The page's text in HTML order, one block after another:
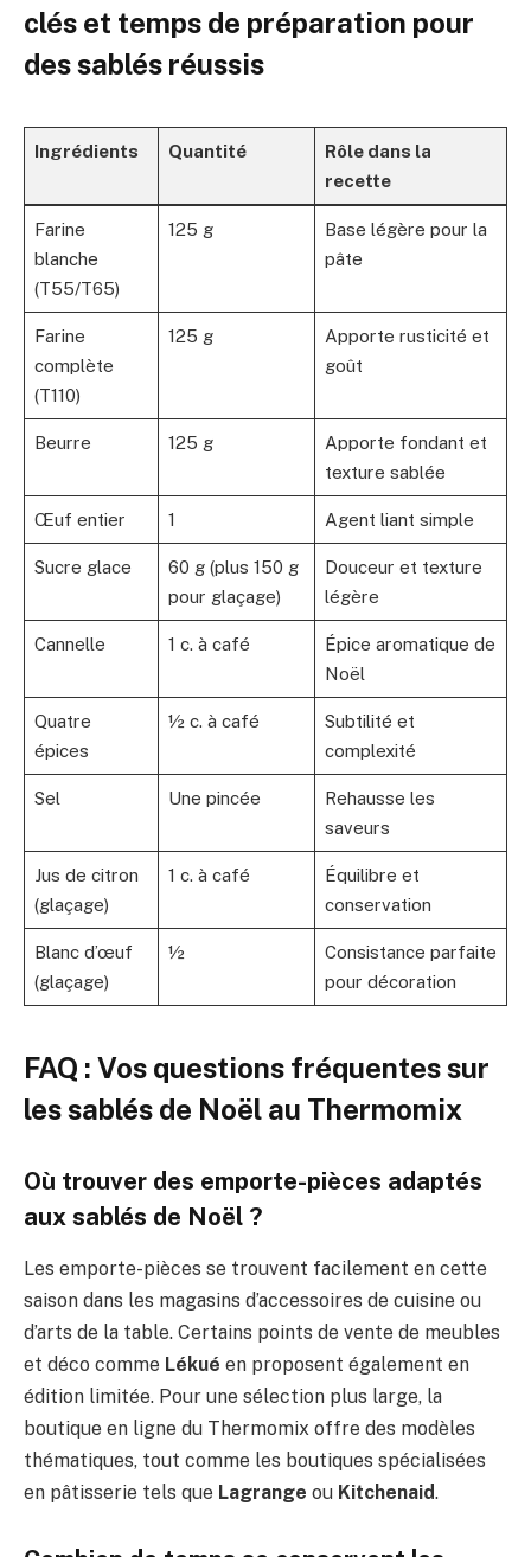
clés et temps de préparation pour
des sablés réussis
Ingrédients Quantité
Rôle dans la
recette
Farine
blanche
(T55/T65)
125 g
Base légère pour la
pâte
Farine
complète
(T110)
125 g
Apporte rusticité et
goût
Beurre 125 g
Apporte fondant et
texture sablée
Œuf entier 1 Agent liant simple
Sucre glace
60 g (plus 150 g
pour glaçage)
Douceur et texture
légère
Cannelle 1 c. à café
Épice aromatique de
Noël
Quatre
épices
½ c. à café
Subtilité et
complexité
Sel Une pincée
Rehausse les
saveurs
Jus de citron
(glaçage)
1 c. à café
Équilibre et
conservation
Blanc d’œuf
(glaçage)
½
Consistance parfaite
pour décoration
FAQ : Vos questions fréquentes sur
les sablés de Noël au Thermomix
Où trouver des emporte-pièces adaptés
aux sablés de Noël ?
Les emporte-pièces se trouvent facilement en cette
saison dans les magasins d’accessoires de cuisine ou
d’arts de la table. Certains points de vente de meubles
et déco comme Lékué en proposent également en
édition limitée. Pour une sélection plus large, la
boutique en ligne du Thermomix offre des modèles
thématiques, tout comme les boutiques spécialisées
en pâtisserie tels que Lagrange ou Kitchenaid.